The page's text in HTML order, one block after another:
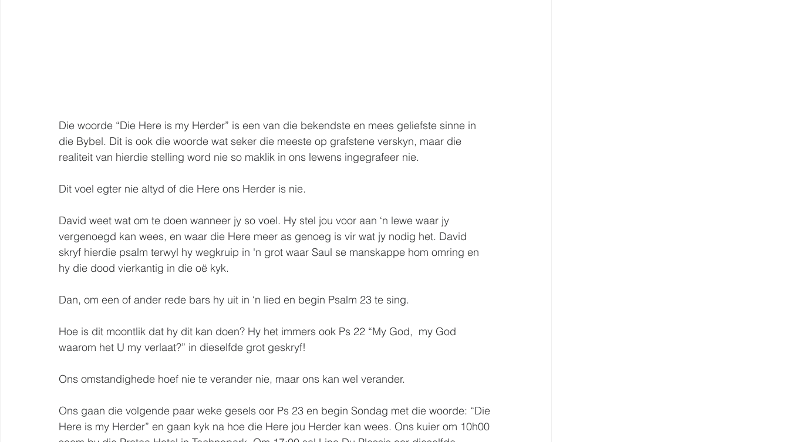
Die woorde “Die Here is my Herder” is een van die bekendste en mees geliefste sinne in
die Bybel. Dit is ook die woorde wat seker die meeste op grafstene verskyn, maar die
realiteit van hierdie stelling word nie so maklik in ons lewens ingegrafeer nie.
Dit voel egter nie altyd of die Here ons Herder is nie.
David weet wat om te doen wanneer jy so voel. Hy stel jou voor aan ‘n lewe waar jy
vergenoegd kan wees, en waar die Here meer as genoeg is vir wat jy nodig het. David
skryf hierdie psalm terwyl hy wegkruip in 'n grot waar Saul se manskappe hom omring en
hy die dood vierkantig in die oë kyk.
Dan, om een of ander rede bars hy uit in ‘n lied en begin Psalm 23 te sing.
Hoe is dit moontlik dat hy dit kan doen? Hy het immers ook Ps 22 “My God,  my God
waarom het U my verlaat?” in dieselfde grot geskryf!
Ons omstandighede hoef nie te verander nie, maar ons kan wel verander.
Ons gaan die volgende paar weke gesels oor Ps 23 en begin Sondag met die woorde: “Die
Here is my Herder” en gaan kyk na hoe die Here jou Herder kan wees. Ons kuier om 10h00